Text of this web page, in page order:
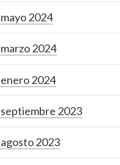
mayo 2024
marzo 2024
enero 2024
septiembre 2023
agosto 2023